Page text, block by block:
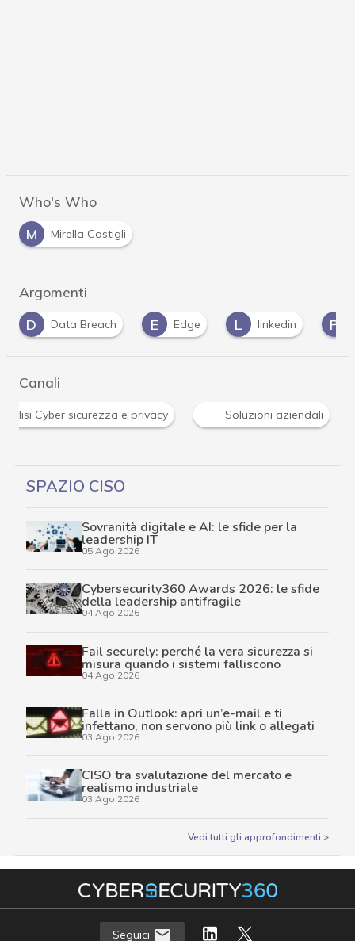
Who's Who
M
Mirella Castigli
Argomenti
E
Edge L linkedin password P
Canali
News, attualità e analisi Cyber sicurezza e privacy
SPAZIO CISO
Sovranità digitale e AI: le sfide per la
leadership IT
05 Ago 2026
Cybersecurity360 Awards 2026: le sfide
della leadership antifragile
04 Ago 2026
Fail securely: perché la vera sicurezza si
misura quando i sistemi falliscono
04 Ago 2026
Falla in Outlook: apri un’e-mail e ti
infettano, non servono più link o allegati
03 Ago 2026
CISO tra svalutazione del mercato e
realismo industriale
03 Ago 2026
Vedi tutti gli approfondimenti >
Seguici